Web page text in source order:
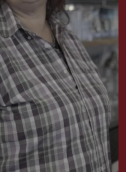
2 ans de prison souhaite
aider les autres sortant de
pas récidiver
LA VIDÉO